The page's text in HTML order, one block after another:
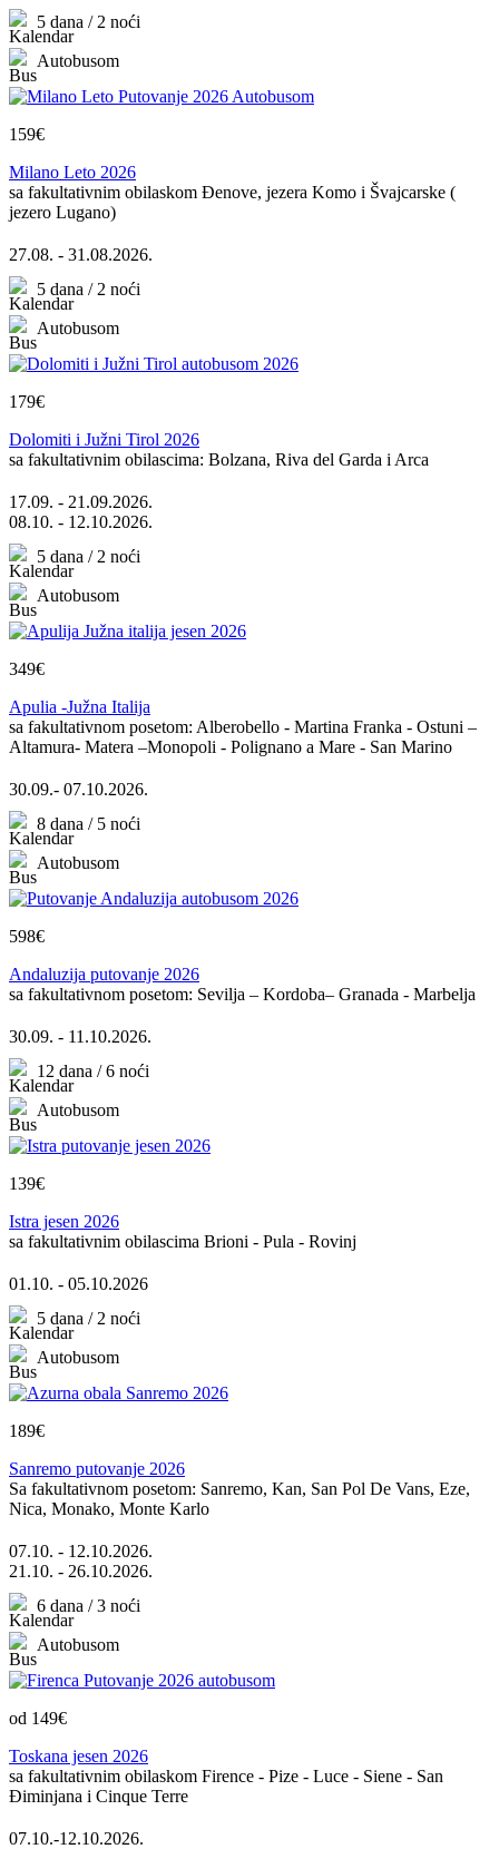
5 dana / 2 noći
Autobusom
159€
Milano Leto 2026
sa fakultativnim obilaskom Đenove, jezera Komo i Švajcarske (
jezero Lugano)
27.08. - 31.08.2026.
5 dana / 2 noći
Autobusom
179€
Dolomiti i Južni Tirol 2026
sa fakultativnim obilascima: Bolzana, Riva del Garda i Arca
17.09. - 21.09.2026.
08.10. - 12.10.2026.
5 dana / 2 noći
Autobusom
349€
Apulia -Južna Italija
sa fakultativnom posetom: Alberobello - Martina Franka - Ostuni –
Altamura- Matera –Monopoli - Polignano a Mare - San Marino
30.09.- 07.10.2026.
8 dana / 5 noći
Autobusom
598€
Andaluzija putovanje 2026
sa fakultativnom posetom: Sevilja – Kordoba– Granada - Marbelja
30.09. - 11.10.2026.
12 dana / 6 noći
Autobusom
139€
Istra jesen 2026
sa fakultativnim obilascima Brioni - Pula - Rovinj
01.10. - 05.10.2026
5 dana / 2 noći
Autobusom
189€
Sanremo putovanje 2026
Sa fakultativnom posetom: Sanremo, Kan, San Pol De Vans, Eze,
Nica, Monako, Monte Karlo
07.10. - 12.10.2026.
21.10. - 26.10.2026.
6 dana / 3 noći
Autobusom
od 149€
Toskana jesen 2026
sa fakultativnim obilaskom Firence - Pize - Luce - Siene - San
Điminjana i Cinque Terre
07.10.-12.10.2026.